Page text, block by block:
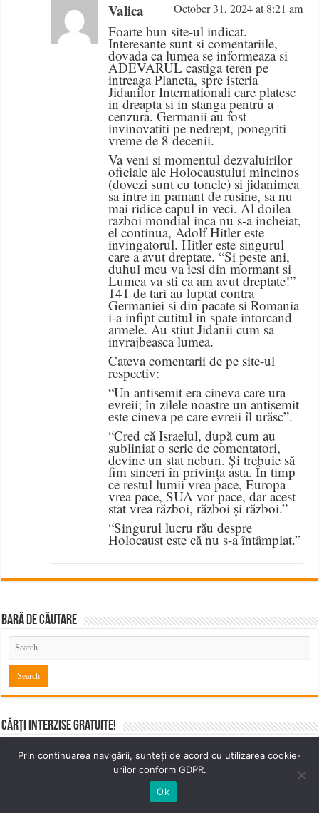
Valica October 31, 2024 at 8:21 am
Foarte bun site-ul indicat.
Interesante sunt si comentariile,
dovada ca lumea se informeaza si
ADEVARUL castiga teren pe
intreaga Planeta, spre isteria
Jidanilor Internationali care platesc
in dreapta si in stanga pentru a
cenzura. Germanii au fost
invinovatiti pe nedrept, ponegriti
vreme de 8 decenii.
Va veni si momentul dezvaluirilor
oficiale ale Holocaustului mincinos
(dovezi sunt cu tonele) si jidanimea
sa intre in pamant de rusine, sa nu
mai ridice capul in veci. Al doilea
razboi mondial inca nu s-a incheiat,
el continua, Adolf Hitler este
invingatorul. Hitler este singurul
care a avut dreptate. “Si peste ani,
duhul meu va iesi din mormant si
Lumea va sti ca am avut dreptate!”
141 de tari au luptat contra
Germaniei si din pacate si Romania
i-a infipt cutitul in spate intorcand
armele. Au stiut Jidanii cum sa
invrajbeasca lumea.
Cateva comentarii de pe site-ul
respectiv:
“Un antisemit era cineva care ura
evreii; în zilele noastre un antisemit
este cineva pe care evreii îl urăsc”.
“Cred că Israelul, după cum au
subliniat o serie de comentatori,
devine un stat nebun. Și trebuie să
fim sinceri în privința asta. În timp
ce restul lumii vrea pace, Europa
vrea pace, SUA vor pace, dar acest
stat vrea război, război și război.”
“Singurul lucru rău despre
Holocaust este că nu s-a întâmplat.”
BARĂ DE CĂUTARE
Cărți Interzise Gratuite!
incorectpolitic.com/carti
Prin continuarea navigării, sunteți de acord cu utilizarea cookie-
urilor conform GDPR.
Ok